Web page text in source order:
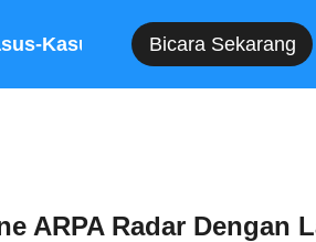
Kasus Bicara Sekarang
ARPA Radar Dengan